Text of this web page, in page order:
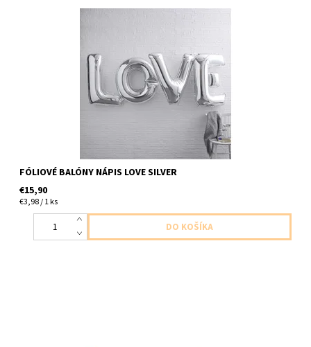
FÓLIOVÉ BALÓNY NÁPIS LOVE SILVER
€15,90
€3,98 / 1 ks